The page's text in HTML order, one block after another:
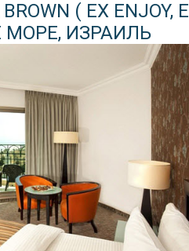
( EX ENJOY,
МОРЕ, ИЗРАИЛЬ